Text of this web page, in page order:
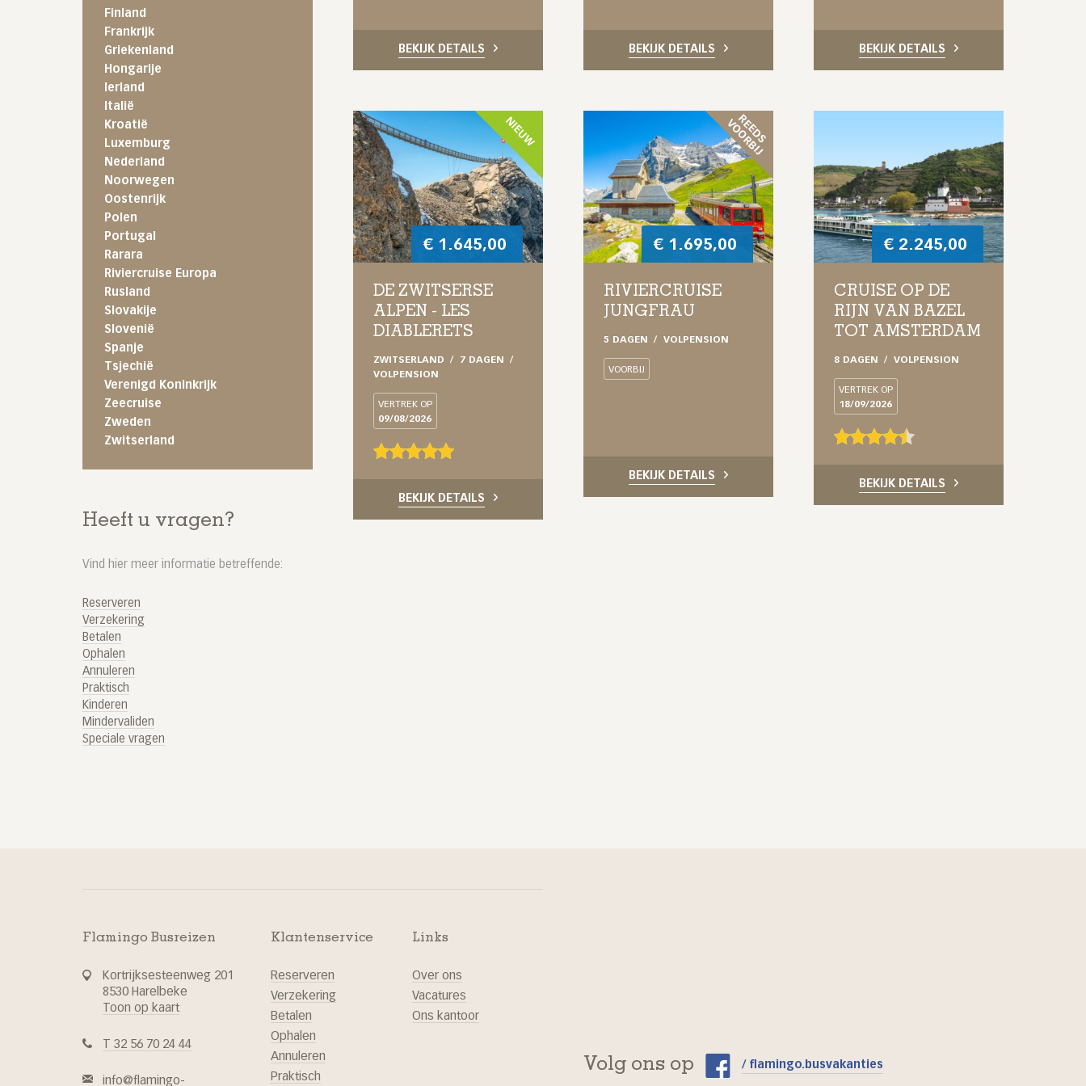
BEKIJK DETAILS BEKIJK DETAILS BEKIJK DETAILS
€ 1.645,00
NIEUW
DE ZWITSERSE
ALPEN - LES
DIABLERETS
ZWITSERLAND
7 DAGEN
VOLPENSION
VERTREK OP
09/08/2026
BEKIJK DETAILS
€ 1.695,00
R
E
E
D
S
V
O
O
R
B
I
J
RIVIERCRUISE
JUNGFRAU
5 DAGEN VOLPENSION
VOORBIJ
BEKIJK DETAILS
€ 2.245,00
CRUISE OP DE
RIJN VAN BAZEL
TOT AMSTERDAM
8 DAGEN VOLPENSION
VERTREK OP
18/09/2026
BEKIJK DETAILS
Finland
Frankrijk
Griekenland
Hongarije
Ierland
Italië
Kroatië
Luxemburg
Nederland
Noorwegen
Oostenrijk
Polen
Portugal
Rarara
Riviercruise Europa
Rusland
Slovakije
Slovenië
Spanje
Tsjechië
Verenigd Koninkrijk
Zeecruise
Zweden
Zwitserland
Heeft u vragen?
Vind hier meer informatie betreffende:
Reserveren
Verzekering
Betalen
Ophalen
Annuleren
Praktisch
Kinderen
Mindervaliden
Speciale vragen
Flamingo Busreizen
Kortrijksesteenweg 201
8530 Harelbeke
Toon op kaart
T 32 56 70 24 44
info@flamingo-
Klantenservice
Reserveren
Verzekering
Betalen
Ophalen
Annuleren
Praktisch
Links
Over ons
Vacatures
Ons kantoor
Volg ons op / flamingo.busvakanties